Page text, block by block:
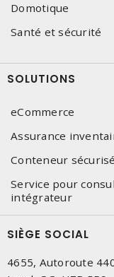
Domotique
Santé et sécurité
SOLUTIONS
eCommerce
Assurance
Conteneur sécurisé
Service pour
intégrateur
SIÈGE SOCIAL
4655, Autoroute